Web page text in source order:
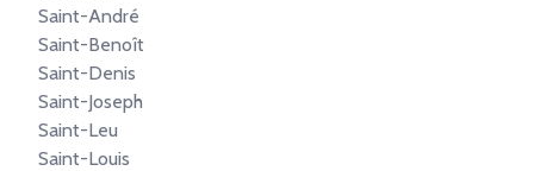
Saint-André
Saint-Benoît
Saint-Denis
Saint-Joseph
Saint-Leu
Saint-Louis